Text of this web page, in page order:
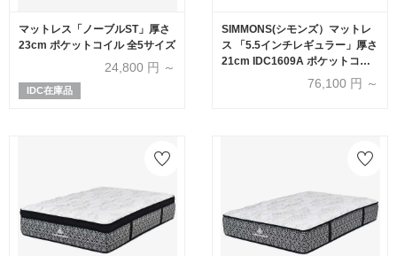
マットレス「ノーブルST」厚さ
23cm ポケットコイル 全5サイズ
24,800 円 ～
IDC在庫品
SIMMONS(シモンズ）マットレ
ス 「5.5インチレギュラー」厚さ
21cm IDC1609A ポケットコイ
76,100 円 ～